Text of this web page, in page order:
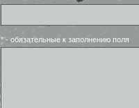
* - обязательные к заполнению поля